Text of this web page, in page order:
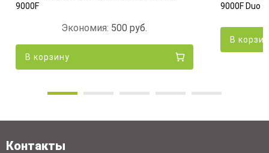
9000F
Экономия: 500руб.
В корзину
9000F Duo
В
Контакты